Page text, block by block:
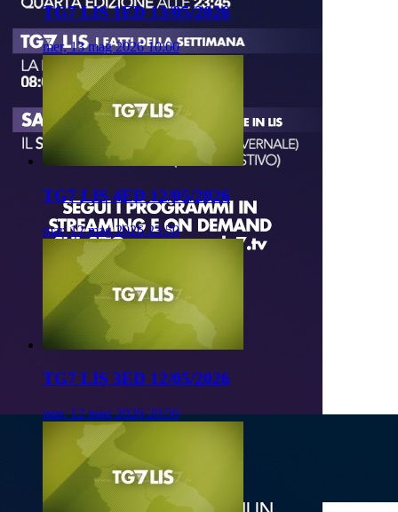
TG7 LIS 1ED 13/05/2026
mer, 13 mag 2026 10:00
TG7 LIS 4ED 12/05/2026
mar, 12 mag 2026 23:50
TG7 LIS 3ED 12/05/2026
mar, 12 mag 2026 20:50